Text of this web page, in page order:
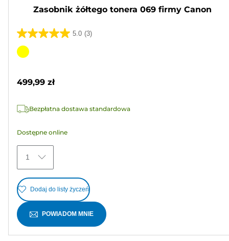
Zasobnik żółtego tonera 069 firmy Canon
5.0 (3)
5.0
na
3
Wkład
499,99 zł
Bezpłatna dostawa standardowa
Dostępne online
1
Dodaj do listy życzeń
POWIADOM MNIE